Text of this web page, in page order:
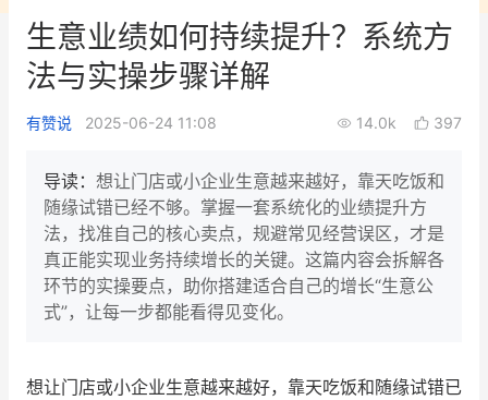
新零售大会 新零售茶会
增长产品指南
智库 产品场景库
产品更新动态 帮助中心
生意业绩如何持续提升？系统方
法与实操步骤详解
有赞说 2025-06-24 11:08 14.0k 397
导读： 想让门店或小企业生意越来越好，靠天吃饭和
随缘试错已经不够。掌握一套系统化的业绩提升方
法，找准自己的核心卖点，规避常见经营误区，才是
真正能实现业务持续增长的关键。这篇内容会拆解各
环节的实操要点，助你搭建适合自己的增长“生意公
式”，让每一步都能看得见变化。
想让门店或小企业生意越来越好，靠天吃饭和随缘试错已